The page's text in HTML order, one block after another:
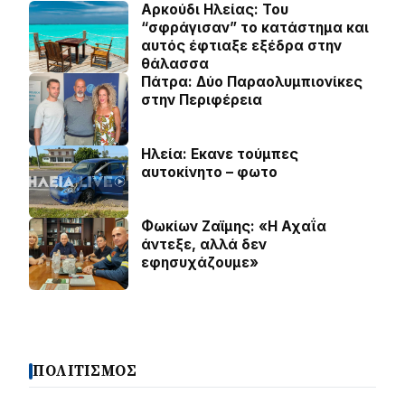
Αρκούδι Ηλείας: Του
“σφράγισαν” το κατάστημα και
αυτός έφτιαξε εξέδρα στην
θάλασσα
Πάτρα: Δύο Παραολυμπιονίκες
στην Περιφέρεια
Ηλεία: Εκανε τούμπες
αυτοκίνητο – φωτο
Φωκίων Ζαϊμης: «Η Αχαΐα
άντεξε, αλλά δεν
εφησυχάζουµε»
ΠΟΛΙΤΙΣΜΟΣ